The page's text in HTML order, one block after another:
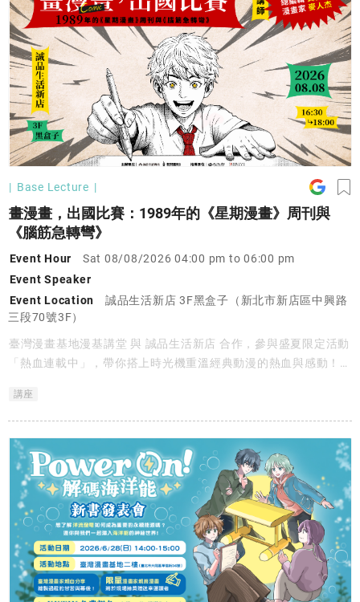
Base Lecture
畫漫畫，出國比賽：1989年的《星期漫畫》周刊與
《腦筋急轉彎》
Event Hour
Sat 08/08/2026 04:00 pm to 06:00 pm
Event Speaker
Event Location
誠品生活新店 3F黑盒子（新北市新店區中興路
三段70號3F）
臺灣漫畫基地漫基講堂 與 誠品生活新店 合作，參與盛夏限定活動
「熱血連載中」，帶你搭上時光機重溫經典動漫的熱血與感動！
灣首位漫畫編輯黃健和 與 傳奇漫畫家麥人杰。當無數臺漫背後的
重要推手、親歷無數國際漫畫展的黃金編輯，遇上當年在安古蘭現
場擺攤、用畫筆和世界交手的鬼才漫畫家，他們將帶我們穿越時
空，重返那個連空氣都充滿靈感與煙硝味的狂飆年代。
講座